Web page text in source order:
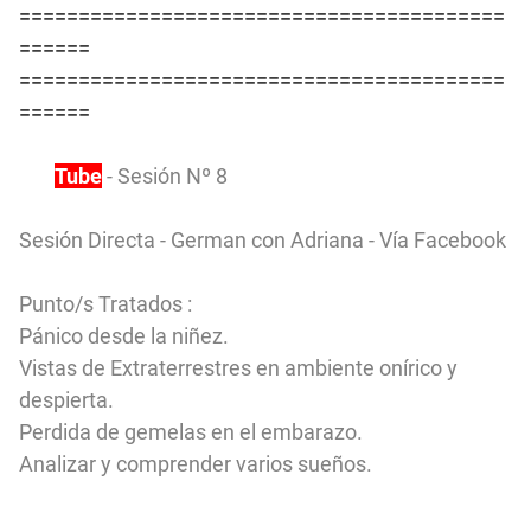
=========================================
======
=========================================
======
Tube- Sesión Nº 8
Sesión Directa - German con Adriana - Vía Facebook
Punto/s Tratados :
Pánico desde la niñez.
Vistas de Extraterrestres en ambiente onírico y
despierta.
Perdida de gemelas en el embarazo.
Analizar y comprender varios sueños.